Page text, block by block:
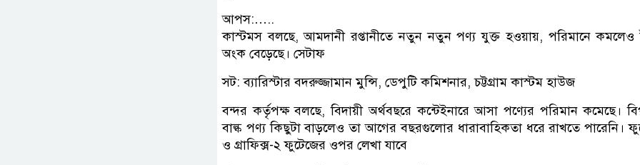
আপস:…..
কাস্টমস বলছে, আমদানী রপ্তানীতে নতুন নতুন পণ্য যুক্ত হওয়ায়, পরিমানে কমলেও
অংক বেড়েছে। সেটাফ
সট: ব্যারিস্টার বদরুজ্জামান মুন্সি, ডেপুটি কমিশনার, চট্টগ্রাম কাস্টম হাউজ
বন্দর কর্তৃপক্ষ বলছে, বিদায়ী অর্থবছরে কন্টেইনারে আসা পণ্যের পরিমান কমেছে।
বাল্ক পণ্য কিছুটা বাড়লেও তা আগের বছরগুলোর ধারাবাহিকতা ধরে রাখতে পারেনি।
ও গ্রাফিক্স-২ ফুটেজের ওপর লেখা যাবে